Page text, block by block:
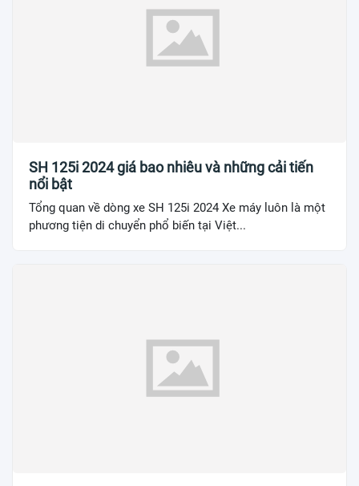
SH 125i 2024 giá bao nhiêu và những cải tiến
nổi bật
Tổng quan về dòng xe SH 125i 2024 Xe máy luôn là một
phương tiện di chuyển phổ biến tại Việt...